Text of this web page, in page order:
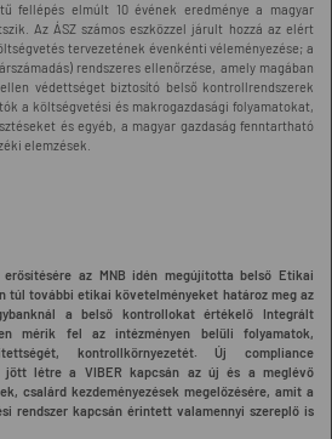
fellépés elmúlt 10 évének eredménye a magyar
Az ÁSZ számos eszközzel járult hozzá az elért
tervezetének évenkénti véleményezése; a
rendszeres ellenőrzése, amely magában
védettséget biztosító belső kontrollrendszerek
a költségvetési és makrogazdasági folyamatokat,
és egyéb, a magyar gazdaság fenntartható
elemzések.
az MNB idén megújította belső Etikai
túl további etikai követelményeket határoz meg az
a belső kontrollokat értékelő Integrált
mérik fel az intézményen belüli folyamatok,
kontrollkörnyezetét. Új compliance
jött létre a VIBER kapcsán az új és a meglévő
csalárd kezdeményezések megelőzésére, amit a
rendszer kapcsán érintett valamennyi szereplő is